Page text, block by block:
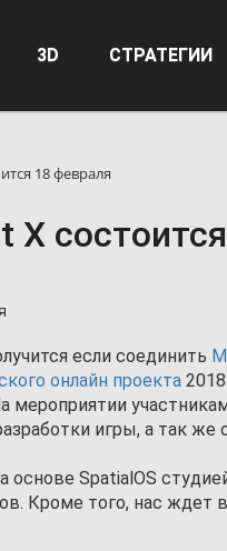
3D СТРАТЕГИИ
18 февраля
X
если соединить
онлайн проекта
мероприятии
игры, а так
SpatialOS
Кроме того, нас